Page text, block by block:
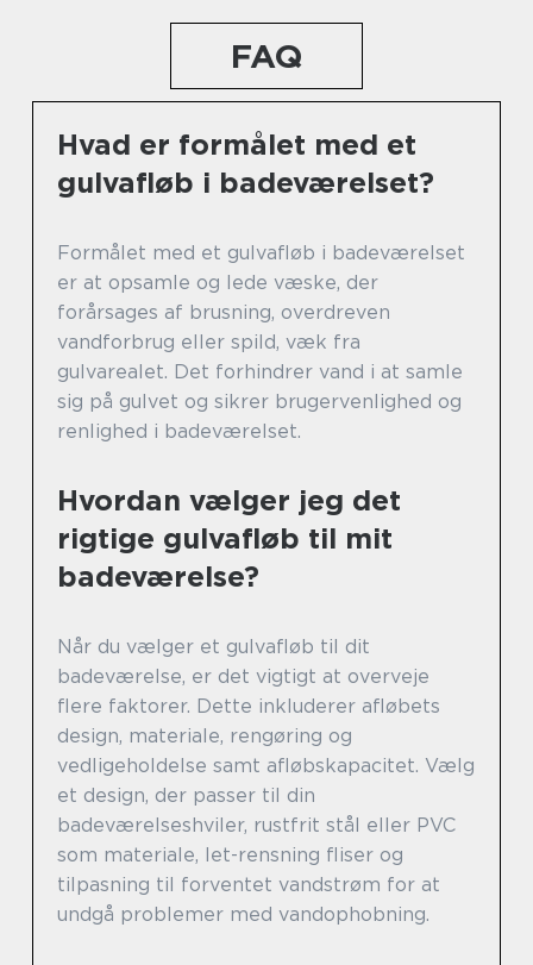
FAQ
Hvad er formålet med et
gulvafløb i badeværelset?
Formålet med et gulvafløb i badeværelset
er at opsamle og lede væske, der
forårsages af brusning, overdreven
vandforbrug eller spild, væk fra
gulvarealet. Det forhindrer vand i at samle
sig på gulvet og sikrer brugervenlighed og
renlighed i badeværelset.
Hvordan vælger jeg det
rigtige gulvafløb til mit
badeværelse?
Når du vælger et gulvafløb til dit
badeværelse, er det vigtigt at overveje
flere faktorer. Dette inkluderer afløbets
design, materiale, rengøring og
vedligeholdelse samt afløbskapacitet. Vælg
et design, der passer til din
badeværelseshviler, rustfrit stål eller PVC
som materiale, let-rensning fliser og
tilpasning til forventet vandstrøm for at
undgå problemer med vandophobning.